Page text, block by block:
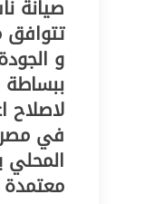
صيانة
تتوافق
و
ببساطة
لاصلاح
في مصر
معتمدة